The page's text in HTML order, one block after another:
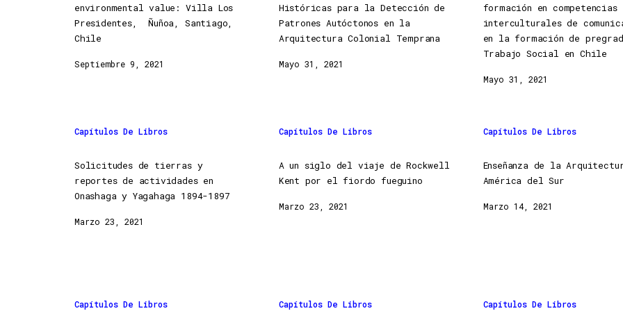
environmental value: Villa Los
Presidentes, Ñuñoa, Santiago,
Chile
Septiembre 9, 2021
Históricas para la Detección de
Patrones Autóctonos en la
Arquitectura Colonial Temprana
Mayo 31, 2021
formación en competencias
interculturales de
en la formación de
Trabajo Social en Chile
Mayo 31, 2021
Capítulos De Libros
Solicitudes de tierras y
reportes de actividades en
Onashaga y Yagahaga 1894-1897
Marzo 23, 2021
Capítulos De Libros
A un siglo del viaje de Rockwell
Kent por el fiordo fueguino
Marzo 23, 2021
Capítulos De Libros
Enseñanza de la
América del Sur
Marzo 14, 2021
Capítulos De Libros Capítulos De Libros Capítulos De Libros